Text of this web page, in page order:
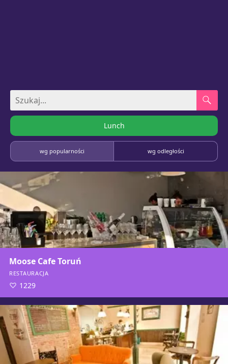
Lunch
wg popularności wg odległości
Moose Cafe Toruń
RESTAURACJA
1229